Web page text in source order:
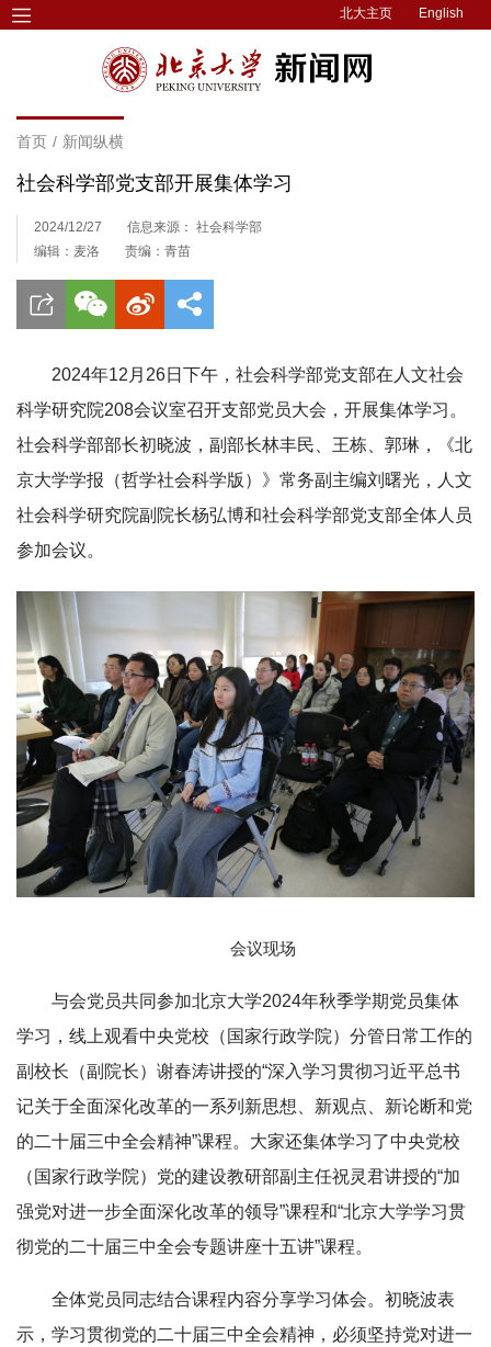
北大主页 English
首页 / 新闻纵横
社会科学部党支部开展集体学习
2024/12/27
信息来源： 社会科学部
编辑：麦洛
责编：青苗
2024年12月26日下午，社会科学部党支部在人文社会
科学研究院208会议室召开支部党员大会，开展集体学习。
社会科学部部长初晓波，副部长林丰民、王栋、郭琳，《北
京大学学报（哲学社会科学版）》常务副主编刘曙光，人文
社会科学研究院副院长杨弘博和社会科学部党支部全体人员
参加会议。
会议现场
与会党员共同参加北京大学2024年秋季学期党员集体
学习，线上观看中央党校（国家行政学院）分管日常工作的
副校长（副院长）谢春涛讲授的“深入学习贯彻习近平总书
记关于全面深化改革的一系列新思想、新观点、新论断和党
的二十届三中全会精神”课程。大家还集体学习了中央党校
（国家行政学院）党的建设教研部副主任祝灵君讲授的“加
强党对进一步全面深化改革的领导”课程和“北京大学学习贯
彻党的二十届三中全会专题讲座十五讲”课程。
全体党员同志结合课程内容分享学习体会。初晓波表
示，学习贯彻党的二十届三中全会精神，必须坚持党对进一